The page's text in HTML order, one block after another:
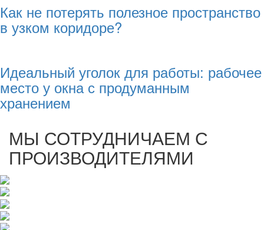
Как не потерять полезное пространство
в узком коридоре?
Идеальный уголок для работы: рабочее
место у окна с продуманным
хранением
МЫ СОТРУДНИЧАЕМ С
ПРОИЗВОДИТЕЛЯМИ